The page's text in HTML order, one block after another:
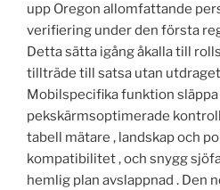
upp Oregon allomfattande
verifiering under den första
Detta sätta igång åkalla till
tillträde till satsa utan
Mobilspecifika funktion släppa
pekskärmsoptimerade
tabell mätare , landskap och
kompatibilitet , och snygg
hemlig plan avslappnad . Den